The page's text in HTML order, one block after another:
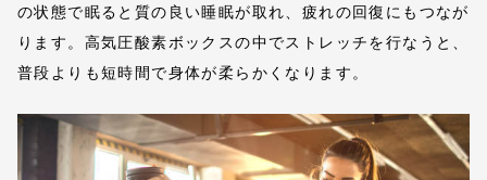
の状態で眠ると質の良い睡眠が取れ、疲れの回復にもつなが
ります。高気圧酸素ボックスの中でストレッチを行なうと、
普段よりも短時間で身体が柔らかくなります。